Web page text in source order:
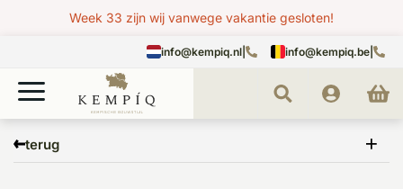
Week 33 zijn wij vanwege vakantie gesloten!
info@kempiq.nl info@kempiq.be
terug
dakramen